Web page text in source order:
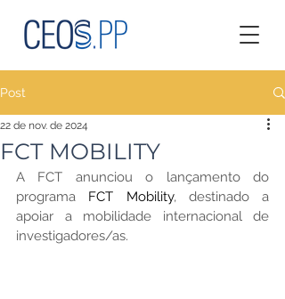
Post
FCT MOBILITY
22 de nov. de 2024
A FCT anunciou o lançamento do
programa FCT Mobility, destinado a
apoiar a mobilidade internacional de
investigadores/as.